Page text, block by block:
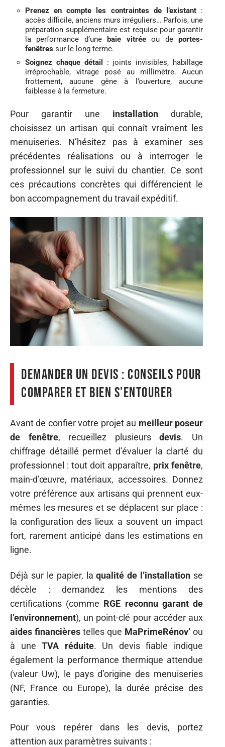
Prenez en compte les contraintes de l’existant:
accès difficile, anciens murs irréguliers… Parfois, une
préparation supplémentaire est requise pour garantir
la performance d’une
baie vitréeou deportes-
fenêtres sur le long terme.
Soignez chaque détail
: joints invisibles, habillage
irréprochable, vitrage posé au millimètre. Aucun
frottement, aucune gêne à l’ouverture, aucune
faiblesse à la fermeture.
Pour garantir une installation durable,
choisissez un artisan qui connaît vraiment les
menuiseries. N’hésitez pas à examiner ses
précédentes réalisations ou à interroger le
professionnel sur le suivi du chantier. Ce sont
ces précautions concrètes qui différencient le
bon accompagnement du travail expéditif.
Demander un devis : conseils pour
comparer et bien s’entourer
Avant de confier votre projet au meilleur poseur
de fenêtre, recueillez plusieursdevis. Un
chiffrage détaillé permet d’évaluer la clarté du
professionnel : tout doit apparaître, prix fenêtre,
main-d’œuvre, matériaux, accessoires. Donnez
votre préférence aux artisans qui prennent eux-
mêmes les mesures et se déplacent sur place :
la configuration des lieux a souvent un impact
fort, rarement anticipé dans les estimations en
ligne.
Déjà sur le papier, laqualité de l’installation se
décèle : demandez les mentions des
certifications (comme RGE reconnu garant de
l’environnement), un point-clé pour accéder aux
aides financières telles que MaPrimeRénov’ ou
à uneTVA réduite. Un devis fiable indique
également la performance thermique attendue
(valeur Uw), le pays d’origine des menuiseries
(NF, France ou Europe), la durée précise des
garanties.
Pour vous repérer dans les devis, portez
attention aux paramètres suivants :